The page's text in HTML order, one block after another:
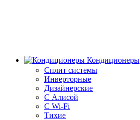
Кондиционеры
Сплит системы
Инверторные
Дизайнерские
С Алисой
C Wi-Fi
Тихие